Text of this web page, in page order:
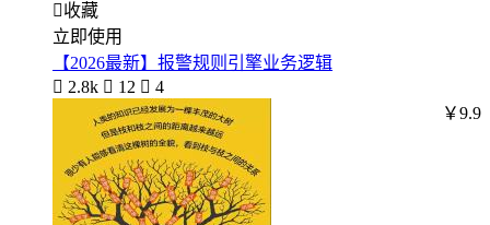
收藏
立即使用
【2026最新】报警规则引擎业务逻辑
 2.8k  12  4
￥9.9